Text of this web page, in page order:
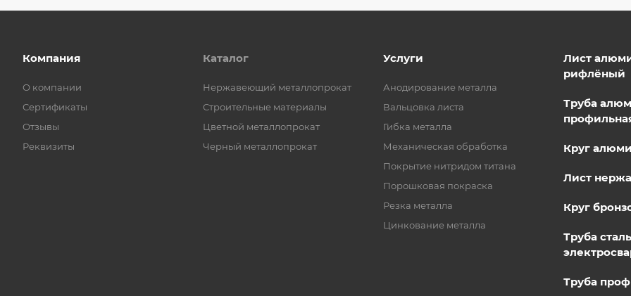
Компания
О компании
Сертификаты
Отзывы
Реквизиты
Каталог
Нержавеющий металлопрокат
Строительные материалы
Цветной металлопрокат
Черный металлопрокат
Услуги
Анодирование металла
Вальцовка листа
Гибка металла
Механическая обработка
Покрытие нитридом титана
Порошковая покраска
Резка металла
Цинкование металла
Лист
рифлёный
Труба
Круг
Лист
Круг
Труба
Труба